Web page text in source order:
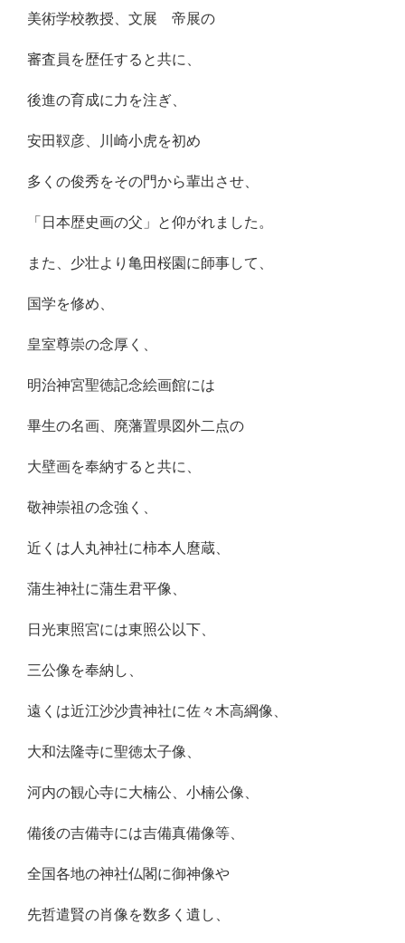
美術学校教授、文展 帝展の
審査員を歴任すると共に、
後進の育成に力を注ぎ、
安田靫彦、川崎小虎を初め
多くの俊秀をその門から輩出させ、
「日本歴史画の父」と仰がれました。
また、少壮より亀田桜園に師事して、
国学を修め、
皇室尊崇の念厚く、
明治神宮聖徳記念絵画館には
畢生の名画、廃藩置県図外二点の
大壁画を奉納すると共に、
敬神崇祖の念強く、
近くは人丸神社に柿本人麿蔵、
蒲生神社に蒲生君平像、
日光東照宮には東照公以下、
三公像を奉納し、
遠くは近江沙沙貴神社に佐々木高綱像、
大和法隆寺に聖徳太子像、
河内の観心寺に大楠公、小楠公像、
備後の吉備寺には吉備真備像等、
全国各地の神社仏閣に御神像や
先哲遣賢の肖像を数多く遺し、